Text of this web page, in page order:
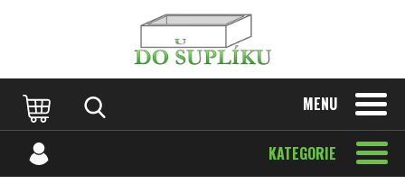
MENU
KATEGORIE